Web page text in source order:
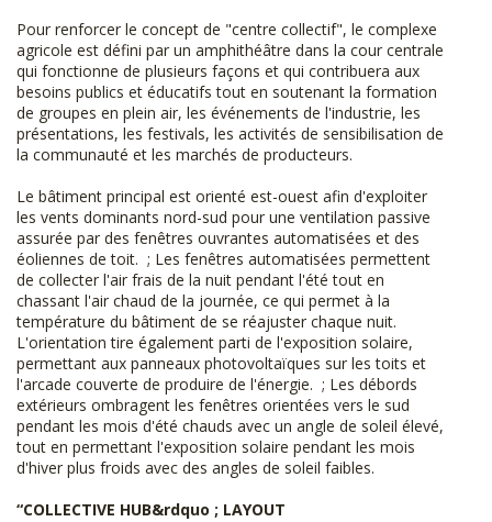
Pour renforcer le concept de "centre collectif", le complexe
agricole est défini par un amphithéâtre dans la cour centrale
qui fonctionne de plusieurs façons et qui contribuera aux
besoins publics et éducatifs tout en soutenant la formation
de groupes en plein air, les événements de l'industrie, les
présentations, les festivals, les activités de sensibilisation de
la communauté et les marchés de producteurs.
Le bâtiment principal est orienté est-ouest afin d'exploiter
les vents dominants nord-sud pour une ventilation passive
assurée par des fenêtres ouvrantes automatisées et des
éoliennes de toit. ; Les fenêtres automatisées permettent
de collecter l'air frais de la nuit pendant l'été tout en
chassant l'air chaud de la journée, ce qui permet à la
température du bâtiment de se réajuster chaque nuit.
L'orientation tire également parti de l'exposition solaire,
permettant aux panneaux photovoltaïques sur les toits et
l'arcade couverte de produire de l'énergie. ; Les débords
extérieurs ombragent les fenêtres orientées vers le sud
pendant les mois d'été chauds avec un angle de soleil élevé,
tout en permettant l'exposition solaire pendant les mois
d'hiver plus froids avec des angles de soleil faibles.
“COLLECTIVE HUB&rdquo ; LAYOUT